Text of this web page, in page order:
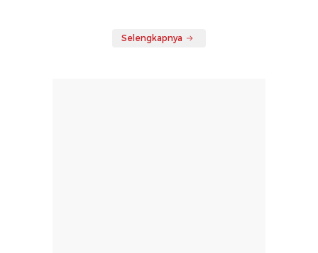
Selengkapnya